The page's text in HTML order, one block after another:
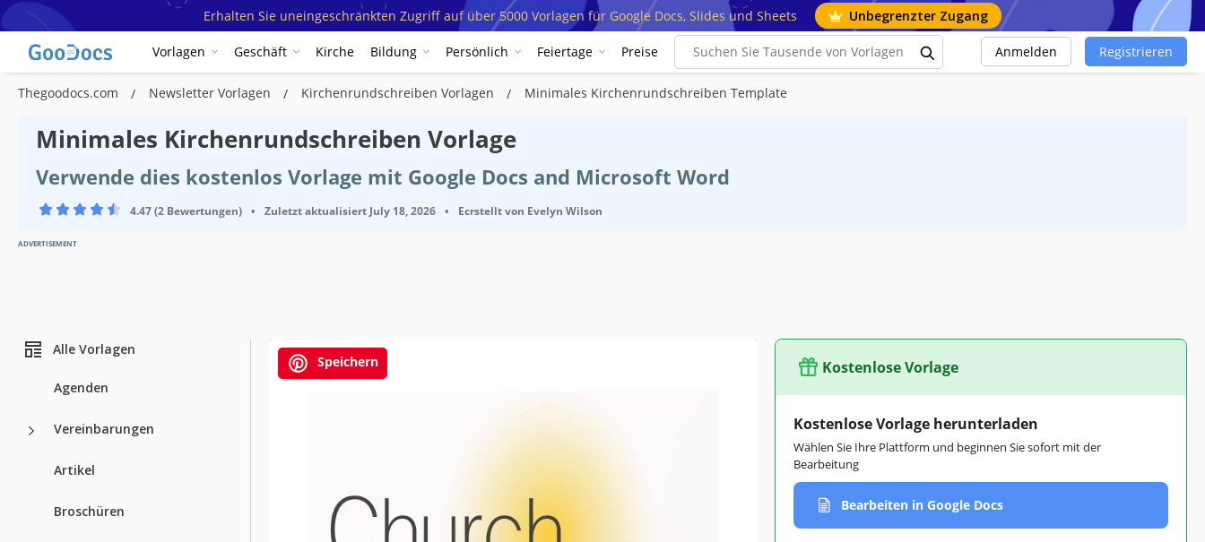
Erhalten Sie uneingeschränkten Zugriff auf über 5000 Vorlagen für Google Docs, Slides und Sheets Unbegrenzter Zugang
Vorlagen Geschäft Kirche Bildung Persönlich Feiertage Preise Anmelden Registrieren
Thegoodocs.com Newsletter Vorlagen Kirchenrundschreiben Vorlagen Minimales Kirchenrundschreiben Template
Minimales Kirchenrundschreiben Vorlage
Verwende dies kostenlos Vorlage mit Google Docs and Microsoft Word
4.47 (2 Bewertungen) • Zuletzt aktualisiert July 18, 2026 • Ecrstellt von Evelyn Wilson
ADVERTISEMENT
Alle Vorlagen
Agenden
Vereinbarungen
Artikel
Broschüren
Speichern Kostenlose Vorlage
Kostenlose Vorlage herunterladen
Wählen Sie Ihre Plattform und beginnen Sie sofort mit der
Bearbeitung
Bearbeiten in Google Docs